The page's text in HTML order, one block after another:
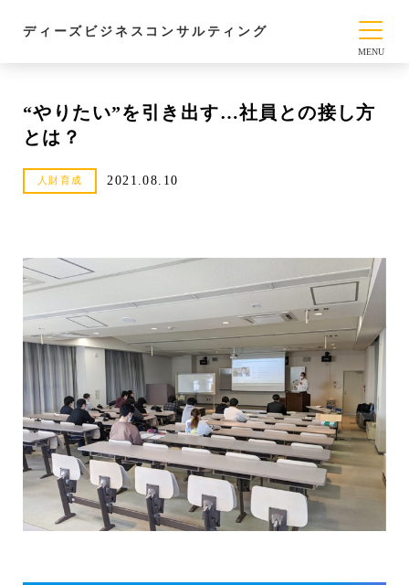
ディーズビジネスコンサルティング
“やりたい”を引き出す…社員との接し方
とは？
人財育成 2021.08.10